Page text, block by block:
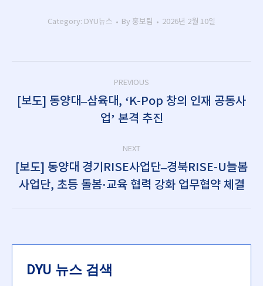
Category: DYU뉴스 By 홍보팀 2026년 2월 10일
navigation
PREVIOUS
Previous
post:
[보도] 동양대–삼육대, ‘K-Pop 창의 인재 공동사
업’ 본격 추진
NEXT
post:
[보도] 동양대 경기RISE사업단–경북RISE-U늘봄
사업단, 초등 돌봄·교육 협력 강화 업무협약 체결
DYU 뉴스 검색